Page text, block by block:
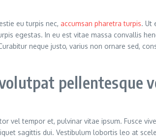
eu turpis nec, accumsan pharetra turpis. Ut
egestas. In eu est vitae massa convallis
neque justo, varius non ornare sed,
pellentesque
vel tempor et, pulvinar vitae ipsum. Fusce
sagittis dui. Vestibulum lobortis leo at